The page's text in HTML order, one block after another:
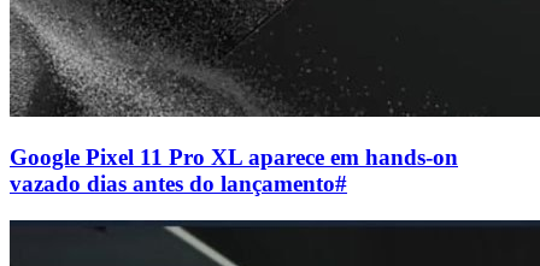
Google Pixel 11 Pro XL aparece em hands-on
vazado dias antes do lançamento#